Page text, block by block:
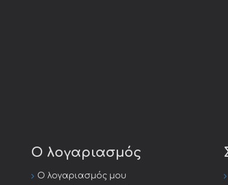
Ο λογαριασμός
Ο λογαριασμός μου